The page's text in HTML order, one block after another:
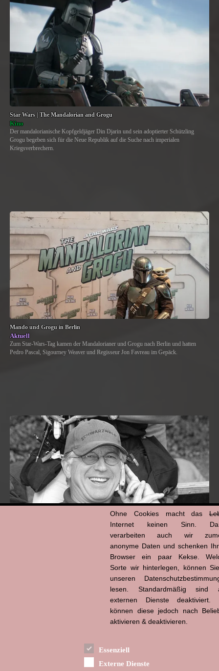
Star Wars | The Mandalorian and Grogu
Kino
Der mandalorianische Kopfgeldjäger Din Djarin und sein adoptierter Schützling
Grogu begeben sich für die Neue Republik auf die Suche nach imperialen
Kriegsverbrechern.
Mando und Grogu in Berlin
Aktuell
Zum Star-Wars-Tag kamen der Mandalorianer und Grogu nach Berlin und hatten
Pedro Pascal, Sigourney Weaver und Regisseur Jon Favreau im Gepäck.
Ohne Cookies macht das
Internet keinen Sinn.
verarbeiten auch wir
anonyme Daten und schenken
Browser ein paar Kekse.
Sorte wir hinterlegen, können
unseren
lesen. Standardmäßig sind
externen Dienste deaktiviert.
können diese jedoch nach
aktivieren & deaktivieren.
Essenziell
Externe Dienste